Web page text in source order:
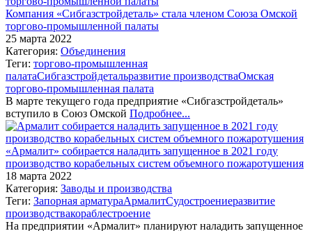
Компания «Сибгазстройдеталь» стала членом Союза Омской
торгово-промышленной палаты
25 марта 2022
Категория: Объединения
Теги: торгово-промышленная
палатаСибгазстройдетальразвитие производстваОмская
торгово-промышленная палата
В марте текущего года предприятие «Сибгазстройдеталь»
вступило в Союз Омской Подробнее...
«Армалит» собирается наладить запущенное в 2021 году
производство корабельных систем объемного пожаротушения
18 марта 2022
Категория: Заводы и производства
Теги: Запорная арматураАрмалитСудостроениеразвитие
производствакораблестроение
На предприятии «Армалит» планируют наладить запущенное